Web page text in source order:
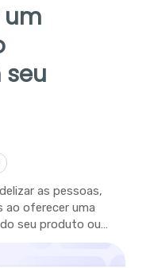
as pessoas,
ao oferecer uma
seu produto ou